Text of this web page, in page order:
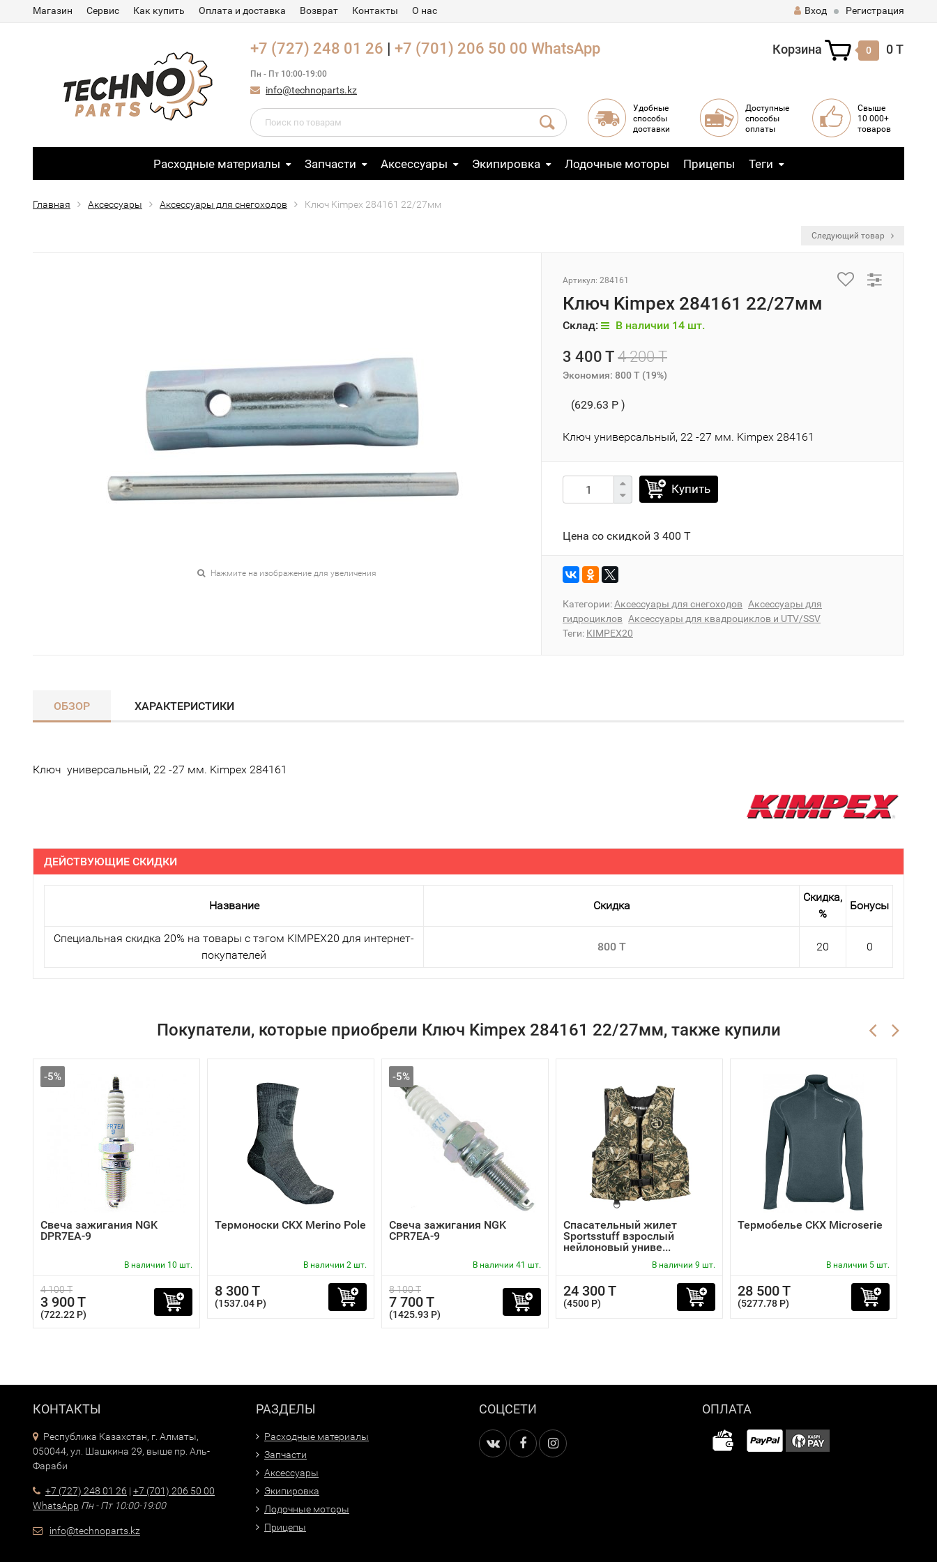
Магазин Сервис Как купить Оплата и доставка Возврат Контакты О нас Вход Регистрация
+7 (727) 248 01 26 | +7 (701) 206 50 00 WhatsApp
Пн - Пт 10:00-19:00
info@technoparts.kz
Корзина 0 0 T
Удобные
способы
доставки
Доступные
способы
оплаты
Свыше
10 000+
товаров
Расходные материалы Запчасти Аксессуары Экипировка Лодочные моторы Прицепы Теги
Главная Аксессуары Аксессуары для снегоходов Ключ Kimpex 284161 22/27мм
Следующий товар
Нажмите на изображение для увеличения
Артикул: 284161
Ключ Kimpex 284161 22/27мм
Склад: В наличии 14 шт.
3 400 T 4 200 T
Экономия: 800 T (19%)
(629.63 P )
Ключ универсальный, 22 -27 мм. Kimpex 284161
Купить
Цена со скидкой 3 400 T
Категории:Аксессуары для снегоходов Аксессуары для
гидроциклов Аксессуары для квадроциклов и UTV/SSV
Теги: KIMPEX20
ОБЗОР ХАРАКТЕРИСТИКИ
Ключ универсальный, 22 -27 мм. Kimpex 284161
ДЕЙСТВУЮЩИЕ СКИДКИ
Название Скидка
Скидка,
%
Бонусы
Специальная скидка 20% на товары с тэгом KIMPEX20 для интернет-
покупателей
800 T 20 0
Покупатели, которые приобрели Ключ Kimpex 284161 22/27мм, также купили
-5%
Свеча зажигания NGK
DPR7EA-9
В наличии 10 шт.
4 100 T
3 900 T
(722.22 P)
Термоноски CKX Merino Pole
В наличии 2 шт.
8 300 T
(1537.04 P)
-5%
Свеча зажигания NGK
CPR7EA-9
В наличии 41 шт.
8 100 T
7 700 T
(1425.93 P)
Спасательный жилет
Sportsstuff взрослый
нейлоновый униве...
В наличии 9 шт.
24 300 T
(4500 P)
Термобелье CKX Microserie
В наличии 5 шт.
28 500 T
(5277.78 P)
КОНТАКТЫ
Республика Казахстан, г. Алматы,
050044, ул. Шашкина 29, выше пр. Аль-
Фараби
+7 (727) 248 01 26 | +7 (701) 206 50 00
WhatsApp Пн - Пт 10:00-19:00
info@technoparts.kz
РАЗДЕЛЫ
Расходные материалы
Запчасти
Аксессуары
Экипировка
Лодочные моторы
Прицепы
СОЦСЕТИ ОПЛАТА